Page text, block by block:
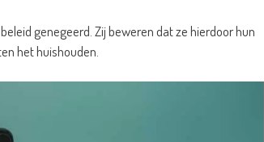
genegeerd. Zij beweren dat ze hierdoor hun
het huishouden.